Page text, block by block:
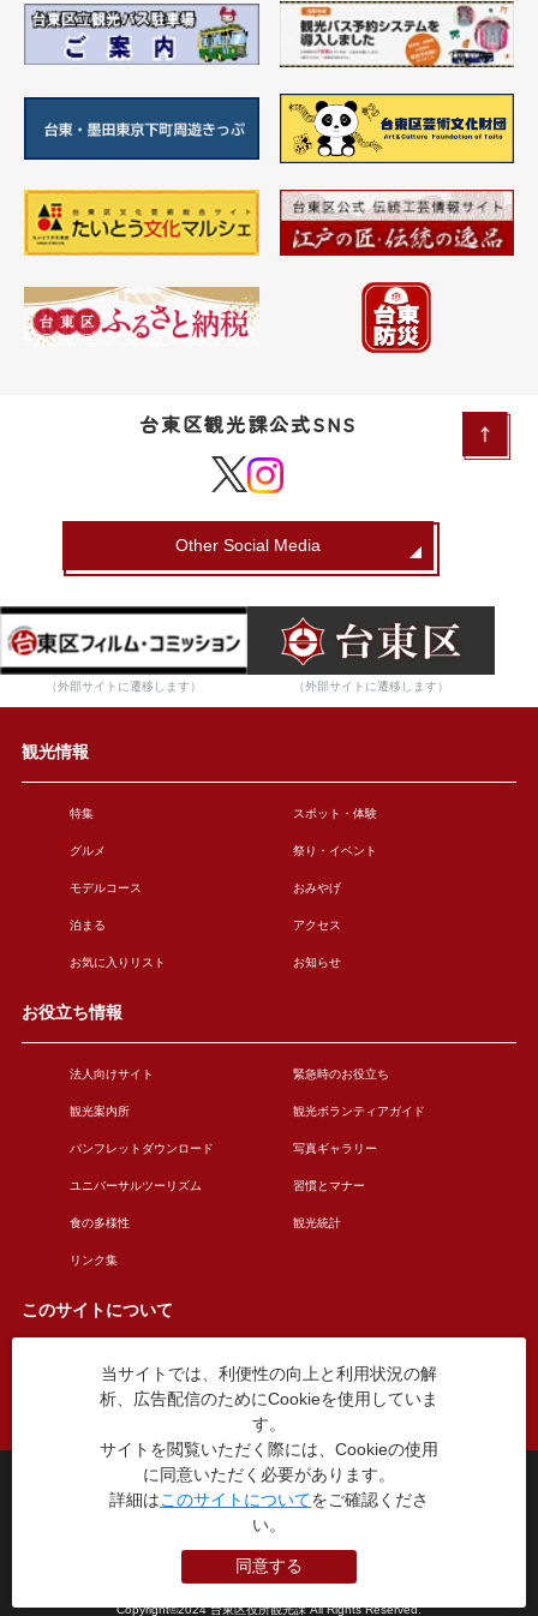
台東区観光課公式SNS
Other Social Media
（外部サイトに遷移します） （外部サイトに遷移します）
観光情報
特集 スポット・体験
グルメ 祭り・イベント
モデルコース おみやげ
泊まる アクセス
お気に入りリスト お知らせ
お役立ち情報
法人向けサイト 緊急時のお役立ち
観光案内所 観光ボランティアガイド
パンフレットダウンロード 写真ギャラリー
ユニバーサルツーリズム 習慣とマナー
食の多様性 観光統計
リンク集
このサイトについて
このサイトについて 広告掲載について
お問い合わせ
台東区役所観光課
〒110-8615 東京都台東区東上野4丁目5番6号
TEL：03-5246-1151
本WEBサイトに掲就されている全データについて無断転載・引用を禁じます。
Copyright©2024 台東区役所観光課 All Rights Reserved.
当サイトでは、利便性の向上と利用状況の解
析、広告配信のためにCookieを使用していま
す。
サイトを閲覧いただく際には、Cookieの使用
に同意いただく必要があります。
詳細はこのサイトについてをご確認くださ
い。
同意する